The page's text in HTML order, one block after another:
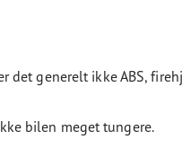
det generelt ikke ABS,
bilen meget tungere.